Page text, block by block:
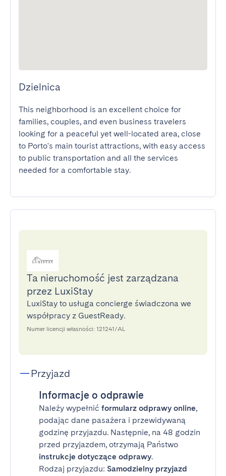
Dzielnica
This neighborhood is an excellent choice for
families, couples, and even business travelers
looking for a peaceful yet well-located area, close
to Porto's main tourist attractions, with easy access
to public transportation and all the services
needed for a comfortable stay.
Ta nieruchomość jest zarządzana
przez LuxiStay
LuxiStay to usługa concierge świadczona we
współpracy z GuestReady.
Numer licencji własności: 121241/AL
Przyjazd
Informacje o odprawie
Należy wypełnić formularz odprawy online,
podając dane pasażera i przewidywaną
godzinę przyjazdu. Następnie, na 48 godzin
przed przyjazdem, otrzymają Państwo
instrukcje dotyczące odprawy.
Rodzaj przyjazdu: Samodzielny przyjazd